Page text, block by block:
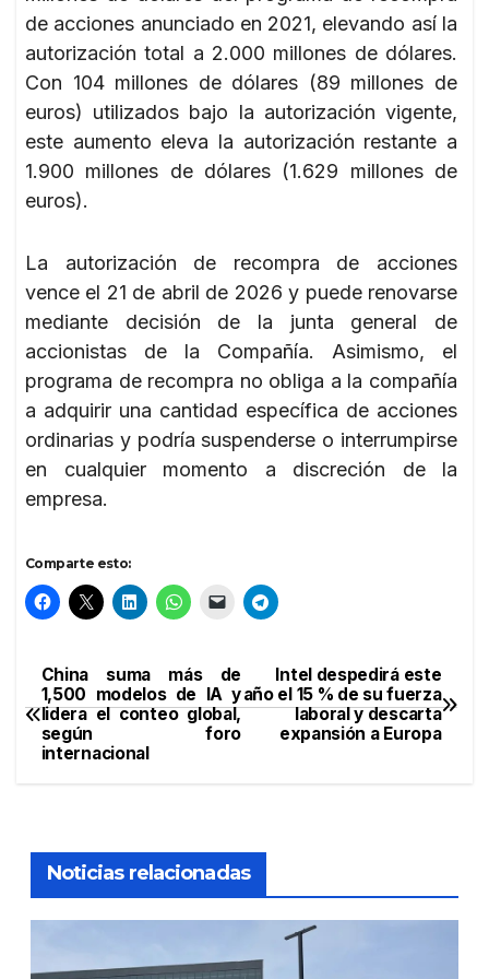
de acciones anunciado en 2021, elevando así la
autorización total a 2.000 millones de dólares.
Con 104 millones de dólares (89 millones de
euros) utilizados bajo la autorización vigente,
este aumento eleva la autorización restante a
1.900 millones de dólares (1.629 millones de
euros).
La autorización de recompra de acciones
vence el 21 de abril de 2026 y puede renovarse
mediante decisión de la junta general de
accionistas de la Compañía. Asimismo, el
programa de recompra no obliga a la compañía
a adquirir una cantidad específica de acciones
ordinarias y podría suspenderse o interrumpirse
en cualquier momento a discreción de la
empresa.
Comparte esto:
Navegación
de
Intel despedirá este
año el 15 % de su fuerza
laboral y descarta
expansión a Europa
China suma más de
1,500 modelos de IA y
lidera el conteo global,
según foro
internacional
Noticias relacionadas